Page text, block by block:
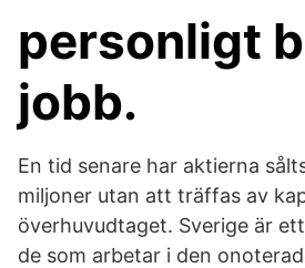
personligt
jobb.
En tid senare har aktierna
miljoner utan att träffas av
överhuvudtaget. Sverige är
de som arbetar i den